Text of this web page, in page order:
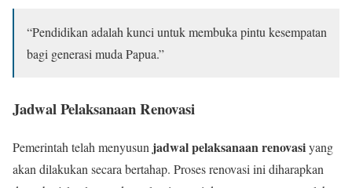
“Pendidikan adalah kunci untuk membuka pintu kesempatan
bagi generasi muda Papua.”
Jadwal Pelaksanaan Renovasi
Pemerintah telah menyusun jadwal pelaksanaan renovasiyang
akan dilakukan secara bertahap. Proses renovasi ini diharapkan